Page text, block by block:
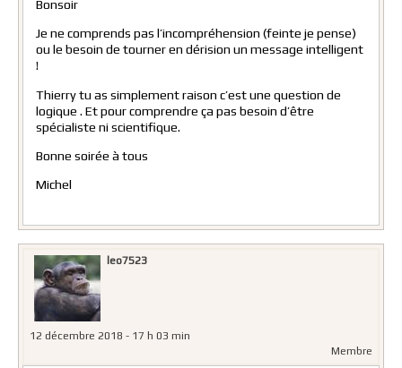
Bonsoir
Je ne comprends pas l’incompréhension (feinte je pense)
ou le besoin de tourner en dérision un message intelligent
!
Thierry tu as simplement raison c’est une question de
logique . Et pour comprendre ça pas besoin d’être
spécialiste ni scientifique.
Bonne soirée à tous
Michel
leo7523
12 décembre 2018 - 17 h 03 min
Membre